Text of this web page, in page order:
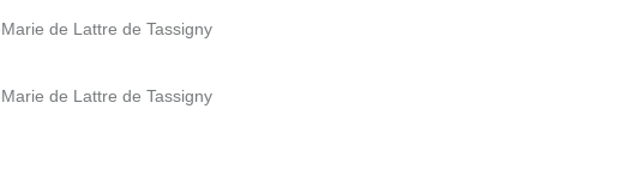
de Lattre de Tassigny
de Lattre de Tassigny